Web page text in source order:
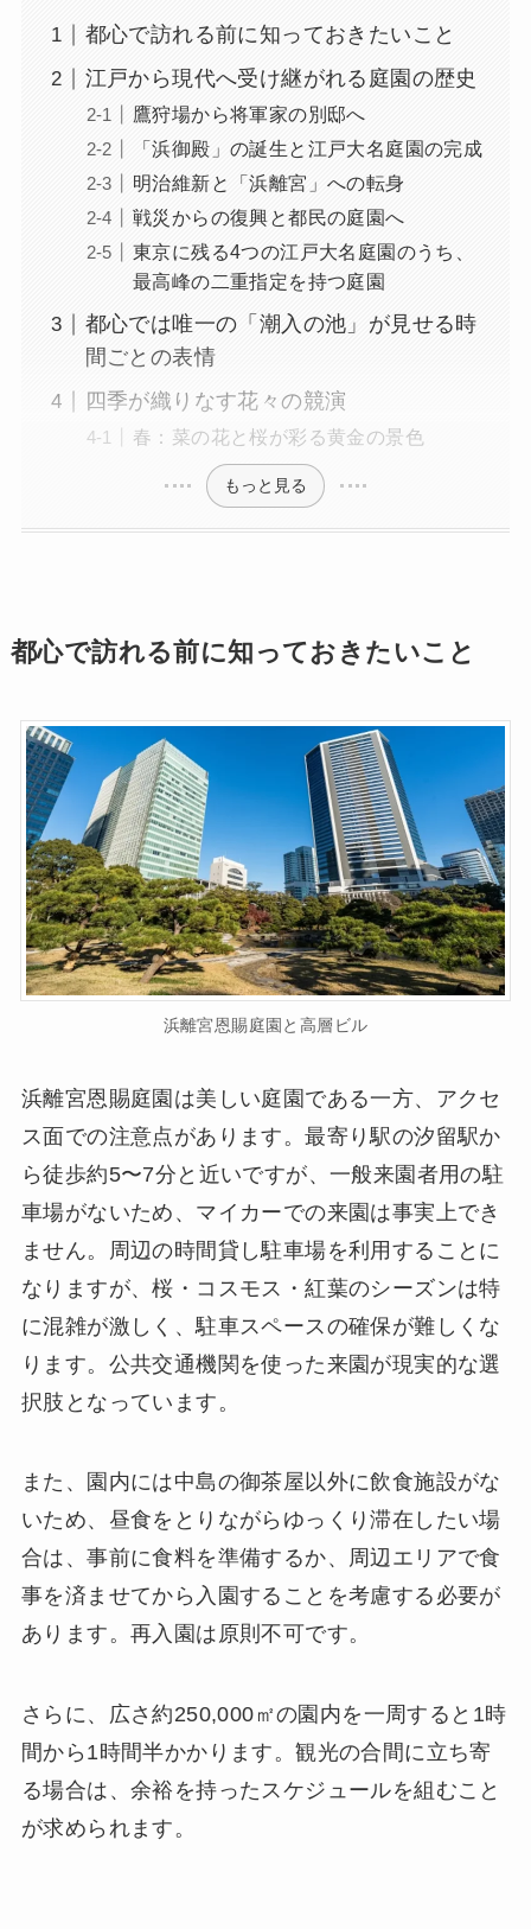
都心で訪れる前に知っておきたいこと
江戸から現代へ受け継がれる庭園の歴史
鷹狩場から将軍家の別邸へ
「浜御殿」の誕生と江戸大名庭園の完成
明治維新と「浜離宮」への転身
戦災からの復興と都民の庭園へ
東京に残る4つの江戸大名庭園のうち、
最高峰の二重指定を持つ庭園
都心では唯一の「潮入の池」が見せる時
間ごとの表情
四季が織りなす花々の競演
春：菜の花と桜が彩る黄金の景色
もっと見る
都心で訪れる前に知っておきたいこと
浜離宮恩賜庭園と高層ビル
浜離宮恩賜庭園は美しい庭園である一方、アクセ
ス面での注意点があります。最寄り駅の汐留駅か
ら徒歩約5〜7分と近いですが、一般来園者用の駐
車場がないため、マイカーでの来園は事実上でき
ません。周辺の時間貸し駐車場を利用することに
なりますが、桜・コスモス・紅葉のシーズンは特
に混雑が激しく、駐車スペースの確保が難しくな
ります。公共交通機関を使った来園が現実的な選
択肢となっています。
また、園内には中島の御茶屋以外に飲食施設がな
いため、昼食をとりながらゆっくり滞在したい場
合は、事前に食料を準備するか、周辺エリアで食
事を済ませてから入園することを考慮する必要が
あります。再入園は原則不可です。
さらに、広さ約250,000㎡の園内を一周すると1時
間から1時間半かかります。観光の合間に立ち寄
る場合は、余裕を持ったスケジュールを組むこと
が求められます。